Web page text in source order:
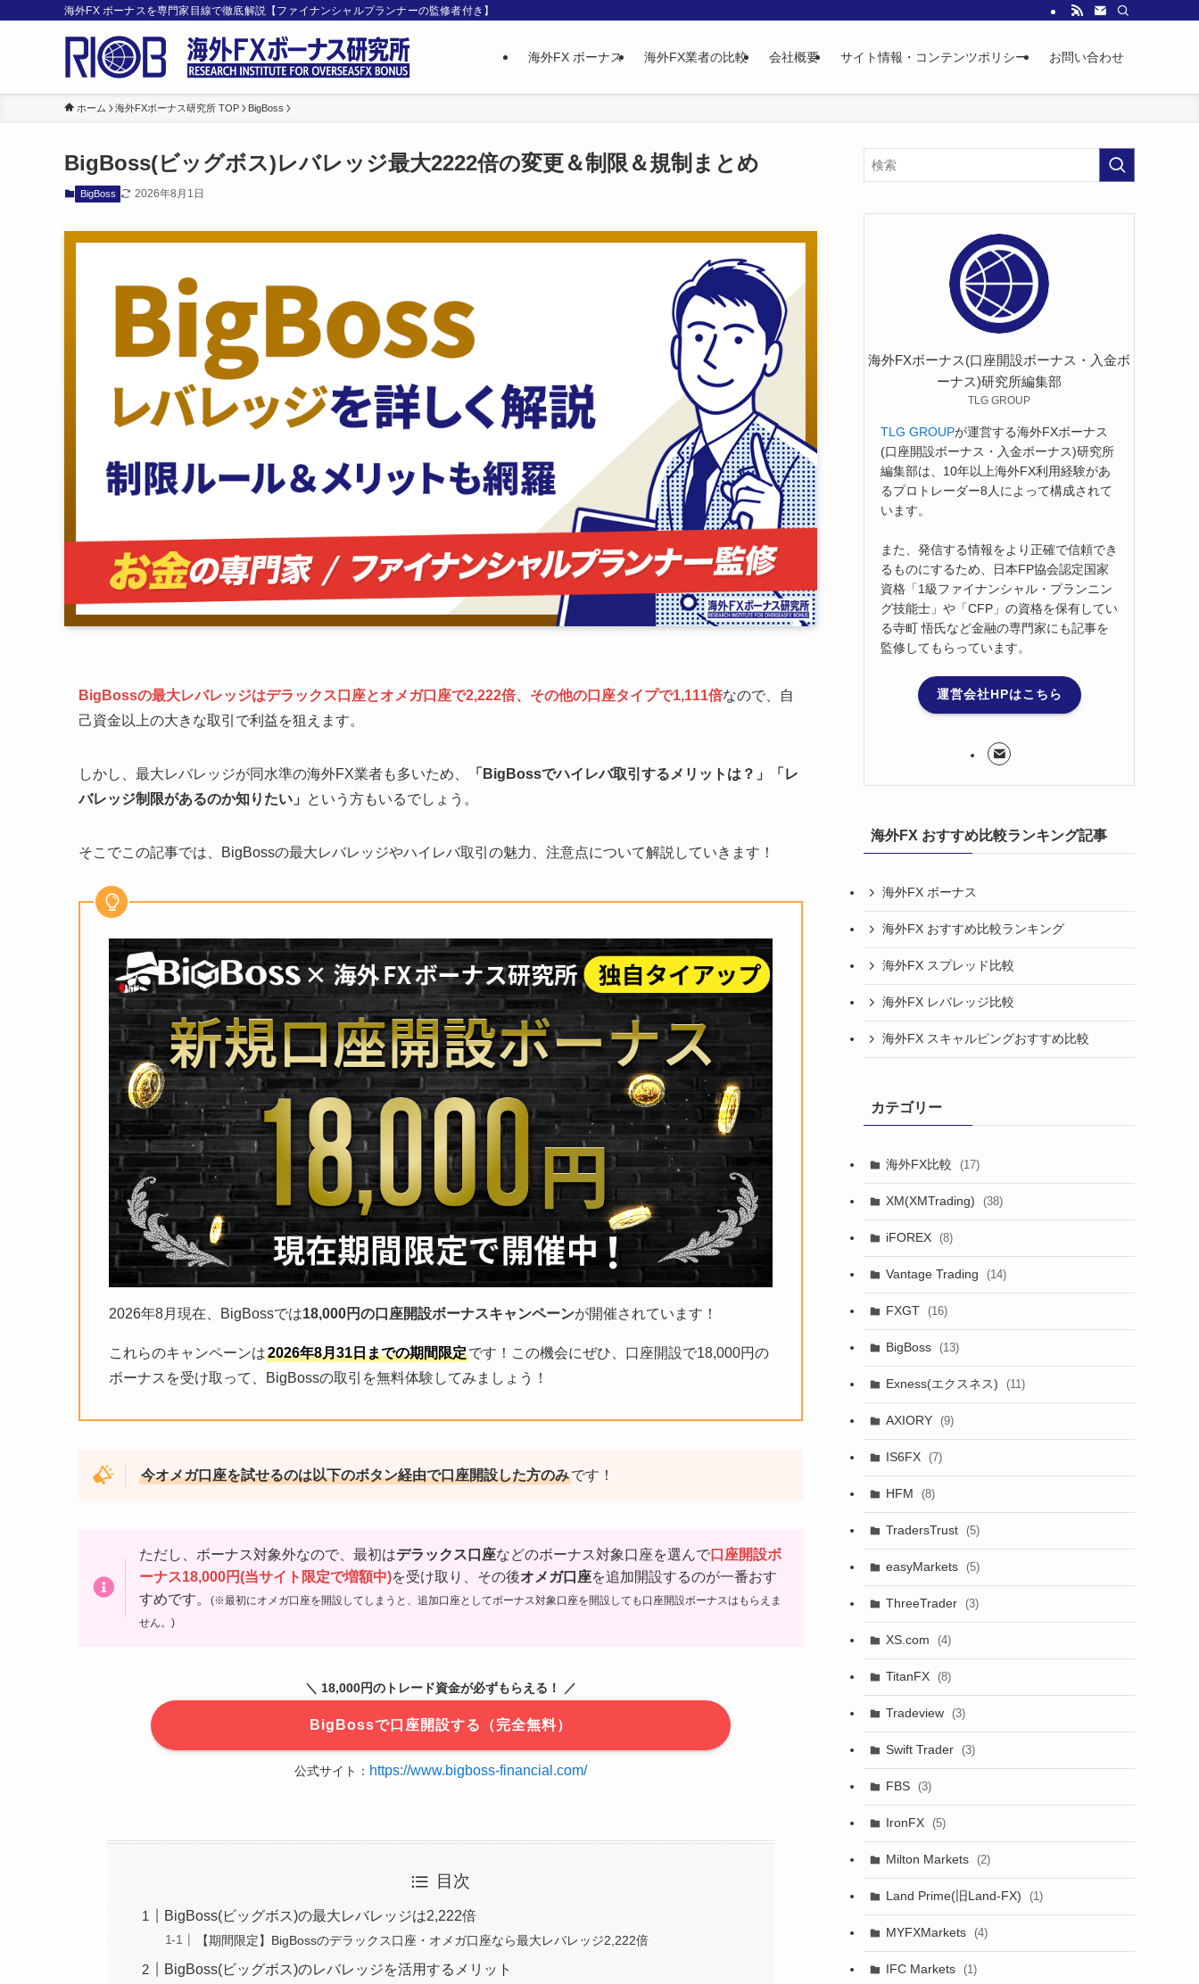
海外FX ボーナスを専門家目線で徹底解説【ファイナンシャルプランナーの監修者付き】
海外FX ボーナス 海外FX業者の比較 会社概要 サイト情報・コンテンツポリシー お問い合わせ
ホーム 海外FXボーナス研究所 TOP BigBoss
BigBoss(ビッグボス)レバレッジ最大2222倍の変更＆制限＆規制まとめ
BigBoss 2026年8月1日
BigBossの最大レバレッジはデラックス口座とオメガ口座で2,222倍、その他の口座タイプで1,111倍なので、自
己資金以上の大きな取引で利益を狙えます。
しかし、最大レバレッジが同水準の海外FX業者も多いため、
「BigBossでハイレバ取引するメリットは？」「レ
バレッジ制限があるのか知りたい」
という方もいるでしょう。
そこでこの記事では、BigBossの最大レバレッジやハイレバ取引の魅力、注意点について解説していきます！
2026年8月現在、BigBossでは18,000円の口座開設ボーナスキャンペーンが開催されています！
これらのキャンペーンは2026年8月31日までの期間限定です！この機会にぜひ、口座開設で18,000円の
ボーナスを受け取って、BigBossの取引を無料体験してみましょう！
今オメガ口座を試せるのは以下のボタン経由で口座開設した方のみです！
ただし、ボーナス対象外なので、最初はデラックス口座などのボーナス対象口座を選んで口座開設ボ
ーナス18,000円(当サイト限定で増額中)を受け取り、その後オメガ口座を追加開設するのが一番おす
すめです。
(※最初にオメガ口座を開設してしまうと、追加口座としてボーナス対象口座を開設しても口座開設ボーナスはもらえま
せん。)
＼ 18,000円のトレード資金が必ずもらえる！ ／
BigBossで口座開設する（完全無料）
公式サイト： https://www.bigboss-financial.com/
目次
BigBoss(ビッグボス)の最大レバレッジは2,222倍
【期間限定】BigBossのデラックス口座・オメガ口座なら最大レバレッジ2,222倍
BigBoss(ビッグボス)のレバレッジを活用するメリット
海外FXボーナス(口座開設ボーナス・入金ボ
ーナス)研究所編集部
TLG GROUP
TLG GROUPが運営する海外FXボーナス
(口座開設ボーナス・入金ボーナス)研究所
編集部は、10年以上海外FX利用経験があ
るプロトレーダー8人によって構成されて
います。
また、発信する情報をより正確で信頼でき
るものにするため、日本FP協会認定国家
資格「1級ファイナンシャル・プランニン
グ技能士」や「CFP」の資格を保有してい
る寺町 悟氏など金融の専門家にも記事を
監修してもらっています。
運営会社HPはこちら
海外FX おすすめ比較ランキング記事
海外FX ボーナス
海外FX おすすめ比較ランキング
海外FX スプレッド比較
海外FX レバレッジ比較
海外FX スキャルピングおすすめ比較
カテゴリー
海外FX比較 (17)
XM(XMTrading) (38)
iFOREX (8)
Vantage Trading (14)
FXGT (16)
BigBoss (13)
Exness(エクスネス) (11)
AXIORY (9)
IS6FX (7)
HFM (8)
TradersTrust (5)
easyMarkets (5)
ThreeTrader (3)
XS.com (4)
TitanFX (8)
Tradeview (3)
Swift Trader (3)
FBS (3)
IronFX (5)
Milton Markets (2)
Land Prime(旧Land-FX) (1)
MYFXMarkets (4)
IFC Markets (1)